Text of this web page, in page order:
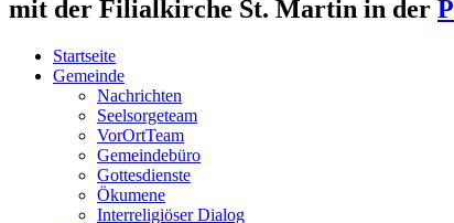
mit der Filialkirche St. Martin in der
Startseite
Gemeinde
Nachrichten
Seelsorgeteam
VorOrtTeam
Gemeindebüro
Gottesdienste
Ökumene
Interreligiöser Dialog